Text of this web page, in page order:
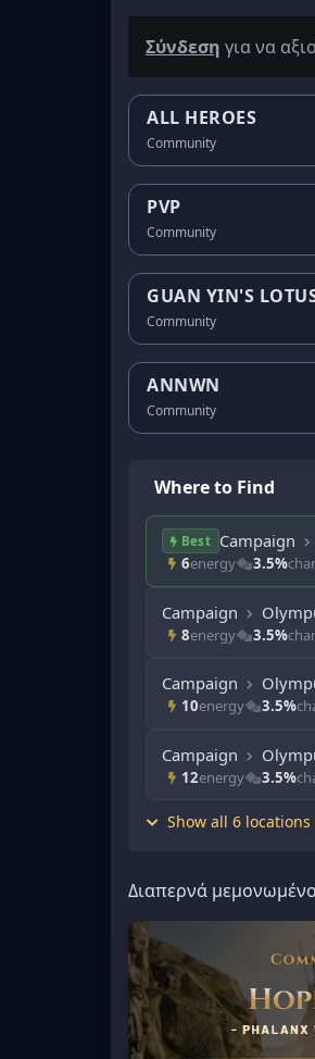
Σύνδεση για να
ALL HEROES
Community
PVP
Community
GUAN YIN'S
Community
ANNWN
Community
Where to Find
Best Campaign
6energy 3.5%
Campaign
8energy 3.5%
Campaign
10energy 3.5%
Campaign
12energy 3.5%
Show all 6 locations
Διαπερνά